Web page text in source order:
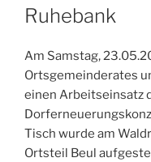
AM
Ruhebank
Am Samstag,
Ortsgemeinderates
einen Arbeitseinsatz
Tisch wurde am
Ortsteil Beul